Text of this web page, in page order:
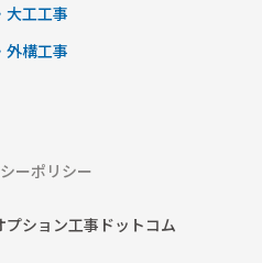
大工工事
外構工事
ーポリシー
ション工事ドットコム